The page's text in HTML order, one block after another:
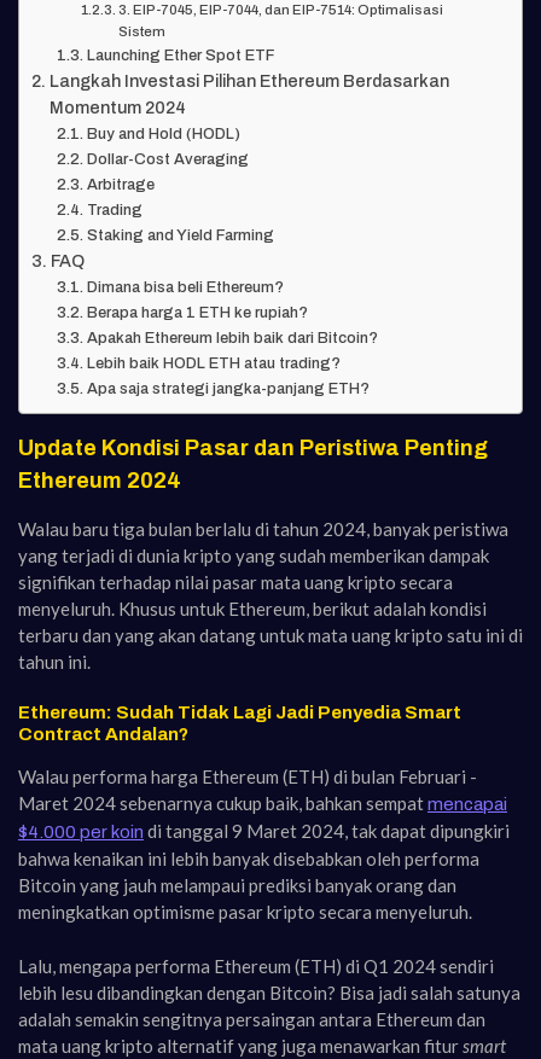
3. EIP-7045, EIP-7044, dan EIP-7514: Optimalisasi
Sistem
Launching Ether Spot ETF
Langkah Investasi Pilihan Ethereum Berdasarkan
Momentum 2024
Buy and Hold (HODL)
Dollar-Cost Averaging
Arbitrage
Trading
Staking and Yield Farming
FAQ
Dimana bisa beli Ethereum?
Berapa harga 1 ETH ke rupiah?
Apakah Ethereum lebih baik dari Bitcoin?
Lebih baik HODL ETH atau trading?
Apa saja strategi jangka-panjang ETH?
Update Kondisi Pasar dan Peristiwa Penting
Ethereum 2024
Walau baru tiga bulan berlalu di tahun 2024, banyak peristiwa
yang terjadi di dunia kripto yang sudah memberikan dampak
signifikan terhadap nilai pasar mata uang kripto secara
menyeluruh. Khusus untuk Ethereum, berikut adalah kondisi
terbaru dan yang akan datang untuk mata uang kripto satu ini di
tahun ini.
Ethereum: Sudah Tidak Lagi Jadi Penyedia Smart
Contract Andalan?
Walau performa harga Ethereum (ETH) di bulan Februari -
Maret 2024 sebenarnya cukup baik, bahkan sempatmencapai
$4.000 per koin di tanggal 9 Maret 2024, tak dapat dipungkiri
bahwa kenaikan ini lebih banyak disebabkan oleh performa
Bitcoin yang jauh melampaui prediksi banyak orang dan
meningkatkan optimisme pasar kripto secara menyeluruh.
Lalu, mengapa performa Ethereum (ETH) di Q1 2024 sendiri
lebih lesu dibandingkan dengan Bitcoin? Bisa jadi salah satunya
adalah semakin sengitnya persaingan antara Ethereum dan
mata uang kripto alternatif yang juga menawarkan fitursmart